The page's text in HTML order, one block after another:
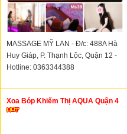
MASSAGE MỸ LAN - Đ/c: 488A Hà
Huy Giáp, P. Thạnh Lộc, Quận 12 -
Hotline: 0363344388
Xoa Bóp Khiếm Thị AQUA Quận 4